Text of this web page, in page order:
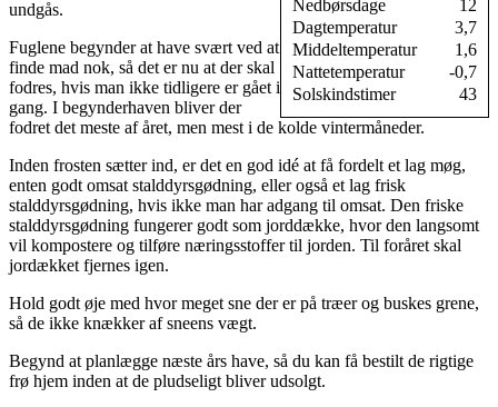
Nedbørsdage
12
Dagtemperatur
3,7
Middeltemperatur
1,6
Nattetemperatur
-0,7
Solskindstimer
43
undgås.
Fuglene begynder at have svært ved at
finde mad nok, så det er nu at der skal
fodres, hvis man ikke tidligere er gået i
gang. I begynderhaven bliver der
fodret det meste af året, men mest i de kolde vintermåneder.
Inden frosten sætter ind, er det en god idé at få fordelt et lag møg,
enten godt omsat stalddyrsgødning, eller også et lag frisk
stalddyrsgødning, hvis ikke man har adgang til omsat. Den friske
stalddyrsgødning fungerer godt som jorddække, hvor den langsomt
vil kompostere og tilføre næringsstoffer til jorden. Til foråret skal
jordækket fjernes igen.
Hold godt øje med hvor meget sne der er på træer og buskes grene,
så de ikke knækker af sneens vægt.
Begynd at planlægge næste års have, så du kan få bestilt de rigtige
frø hjem inden at de pludseligt bliver udsolgt.